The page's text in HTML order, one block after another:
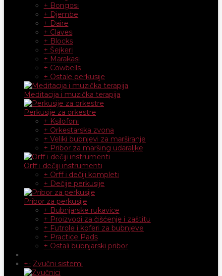
+ Bongosi
+ Djembe
+ Daire
+ Claves
+ Blocks
+ Šejkeri
+ Marakasi
+ Cowbells
+ Ostale perkusije
Meditacija i muzička terapija
Perkusije za orkestre
+ Ksilofoni
+ Orkestarska zvona
+ Veliki bubnjevi za marširanje
+ Pribor za maršing udaraljke
Orff i dečiji instrumenti
+ Orff i dečiji kompleti
+ Dečije perkusije
Pribor za perkusije
+ Bubnjarske rukavice
+ Proizvodi za čišćenje i zaštitu
+ Futrole i koferi za bubnjeve
+ Practice Pads
+ Ostali bubnjarski pribor
+- Zvučni sistemi